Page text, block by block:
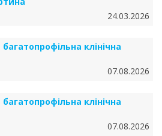
24.03.2026
клінічна
07.08.2026
клінічна
07.08.2026